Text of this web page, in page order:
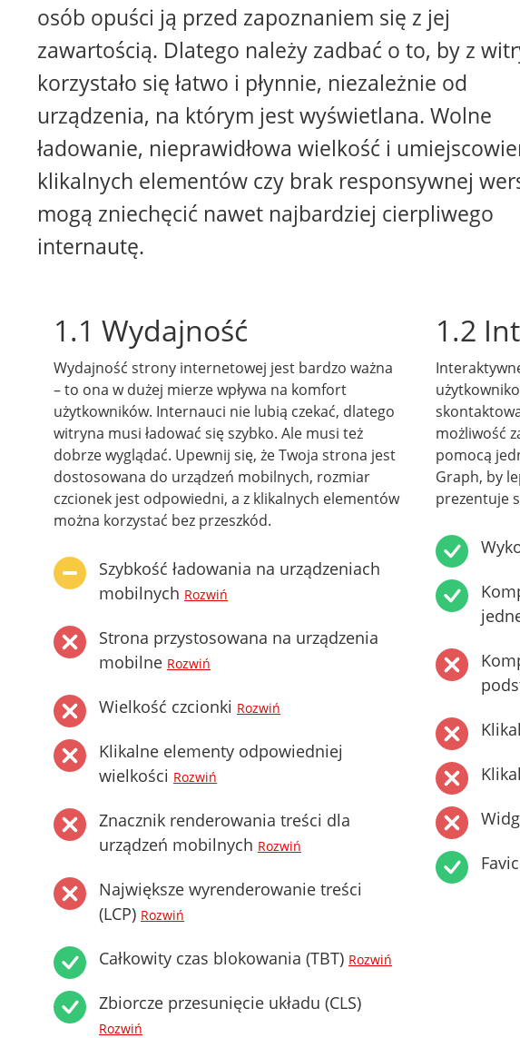
osób opuści ją przed zapoznaniem się z jej
zawartością. Dlatego należy zadbać o to, by z
korzystało się łatwo i płynnie, niezależnie od
urządzenia, na którym jest wyświetlana. Wolne
ładowanie, nieprawidłowa wielkość i
klikalnych elementów czy brak responsywnej
mogą zniechęcić nawet najbardziej cierpliwego
internautę.
1.1 Wydajność
Wydajność strony internetowej jest bardzo ważna
– to ona w dużej mierze wpływa na komfort
użytkowników. Internauci nie lubią czekać, dlatego
witryna musi ładować się szybko. Ale musi też
dobrze wyglądać. Upewnij się, że Twoja strona jest
dostosowana do urządzeń mobilnych, rozmiar
czcionek jest odpowiedni, a z klikalnych elementów
można korzystać bez przeszkód.
Szybkość ładowania na urządzeniach
mobilnych Rozwiń
Strona przystosowana na urządzenia
mobilne Rozwiń
Wielkość czcionki Rozwiń
Klikalne elementy odpowiedniej
wielkości Rozwiń
Znacznik renderowania treści dla
urządzeń mobilnych Rozwiń
Największe wyrenderowanie treści
(LCP) Rozwiń
Całkowity czas blokowania (TBT) Rozwiń
Zbiorcze przesunięcie układu (CLS)
Rozwiń
1.2
możliwość
pomocą
Graph, by
prezentuje